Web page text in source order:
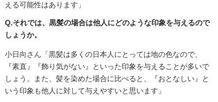
える可能性はあります」
Q.それでは、黒髪の場合は他人にどのような印象を与えるので
しょうか。
小日向さん「黒髪は多くの日本人にとっては地の色なので、
『素直』『飾り気がない』といった印象を与えることが多いで
しょう。また、髪を染めた場合に比べると、『おとなしい』と
いう印象も他人に対して与えやすいと思います」